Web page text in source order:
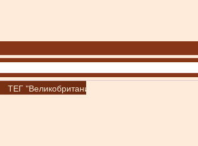
ТЕГ "Великобритания"